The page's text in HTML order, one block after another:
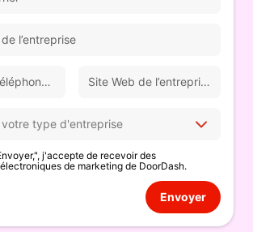
j'accepte de recevoir des
de marketing de DoorDash.
Envoyer